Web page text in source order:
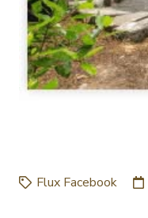
Flux Facebook